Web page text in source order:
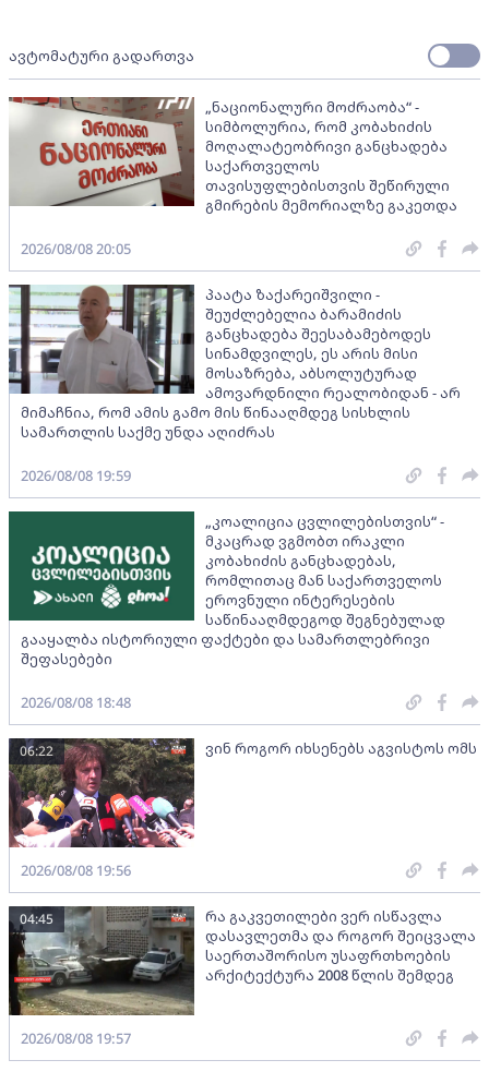
ავტომატური გადართვა
„ნაციონალური მოძრაობა“ -
სიმბოლურია, რომ კობახიძის
მოღალატეობრივი განცხადება
საქართველოს
თავისუფლებისთვის შეწირული
გმირების მემორიალზე გაკეთდა
2026/08/08 20:05
პაატა ზაქარეიშვილი -
შეუძლებელია ბარამიძის
განცხადება შეესაბამებოდეს
სინამდვილეს, ეს არის მისი
მოსაზრება, აბსოლუტურად
ამოვარდნილი რეალობიდან - არ
მიმაჩნია, რომ ამის გამო მის წინააღმდეგ სისხლის
სამართლის საქმე უნდა აღიძრას
2026/08/08 19:59
„კოალიცია ცვლილებისთვის“ -
მკაცრად ვგმობთ ირაკლი
კობახიძის განცხადებას,
რომლითაც მან საქართველოს
ეროვნული ინტერესების
საწინააღმდეგოდ შეგნებულად
გააყალბა ისტორიული ფაქტები და სამართლებრივი
შეფასებები
2026/08/08 18:48
ვინ როგორ იხსენებს აგვისტოს ომს
06:22
2026/08/08 19:56
რა გაკვეთილები ვერ ისწავლა
დასავლეთმა და როგორ შეიცვალა
საერთაშორისო უსაფრთხოების
არქიტექტურა 2008 წლის შემდეგ
04:45
2026/08/08 19:57